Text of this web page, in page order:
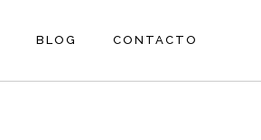
BLOG CONTACTO